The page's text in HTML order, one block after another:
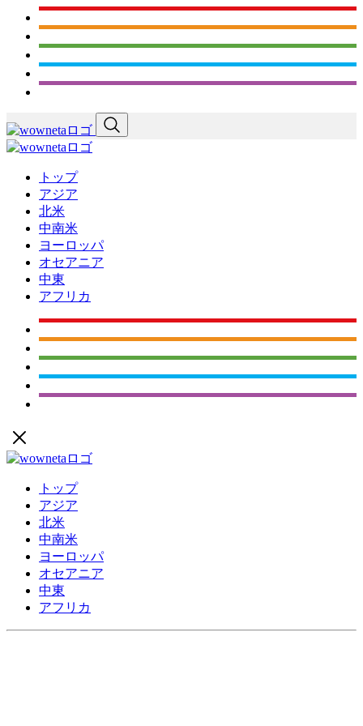
トップ
アジア
北米
中南米
ヨーロッパ
オセアニア
中東
アフリカ
トップ
アジア
北米
中南米
ヨーロッパ
オセアニア
中東
アフリカ